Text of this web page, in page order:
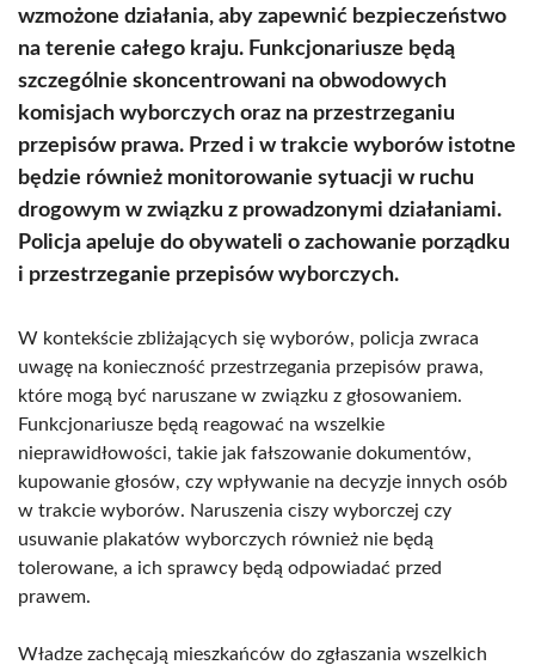
wzmożone działania, aby zapewnić bezpieczeństwo
na terenie całego kraju. Funkcjonariusze będą
szczególnie skoncentrowani na obwodowych
komisjach wyborczych oraz na przestrzeganiu
przepisów prawa. Przed i w trakcie wyborów istotne
będzie również monitorowanie sytuacji w ruchu
drogowym w związku z prowadzonymi działaniami.
Policja apeluje do obywateli o zachowanie porządku
i przestrzeganie przepisów wyborczych.
W kontekście zbliżających się wyborów, policja zwraca
uwagę na konieczność przestrzegania przepisów prawa,
które mogą być naruszane w związku z głosowaniem.
Funkcjonariusze będą reagować na wszelkie
nieprawidłowości, takie jak fałszowanie dokumentów,
kupowanie głosów, czy wpływanie na decyzje innych osób
w trakcie wyborów. Naruszenia ciszy wyborczej czy
usuwanie plakatów wyborczych również nie będą
tolerowane, a ich sprawcy będą odpowiadać przed
prawem.
Władze zachęcają mieszkańców do zgłaszania wszelkich